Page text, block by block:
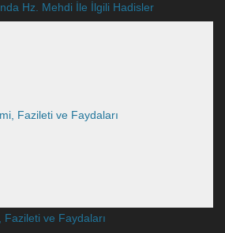
Hz. Mehdi İle İlgili Hadisler
ve Faydaları